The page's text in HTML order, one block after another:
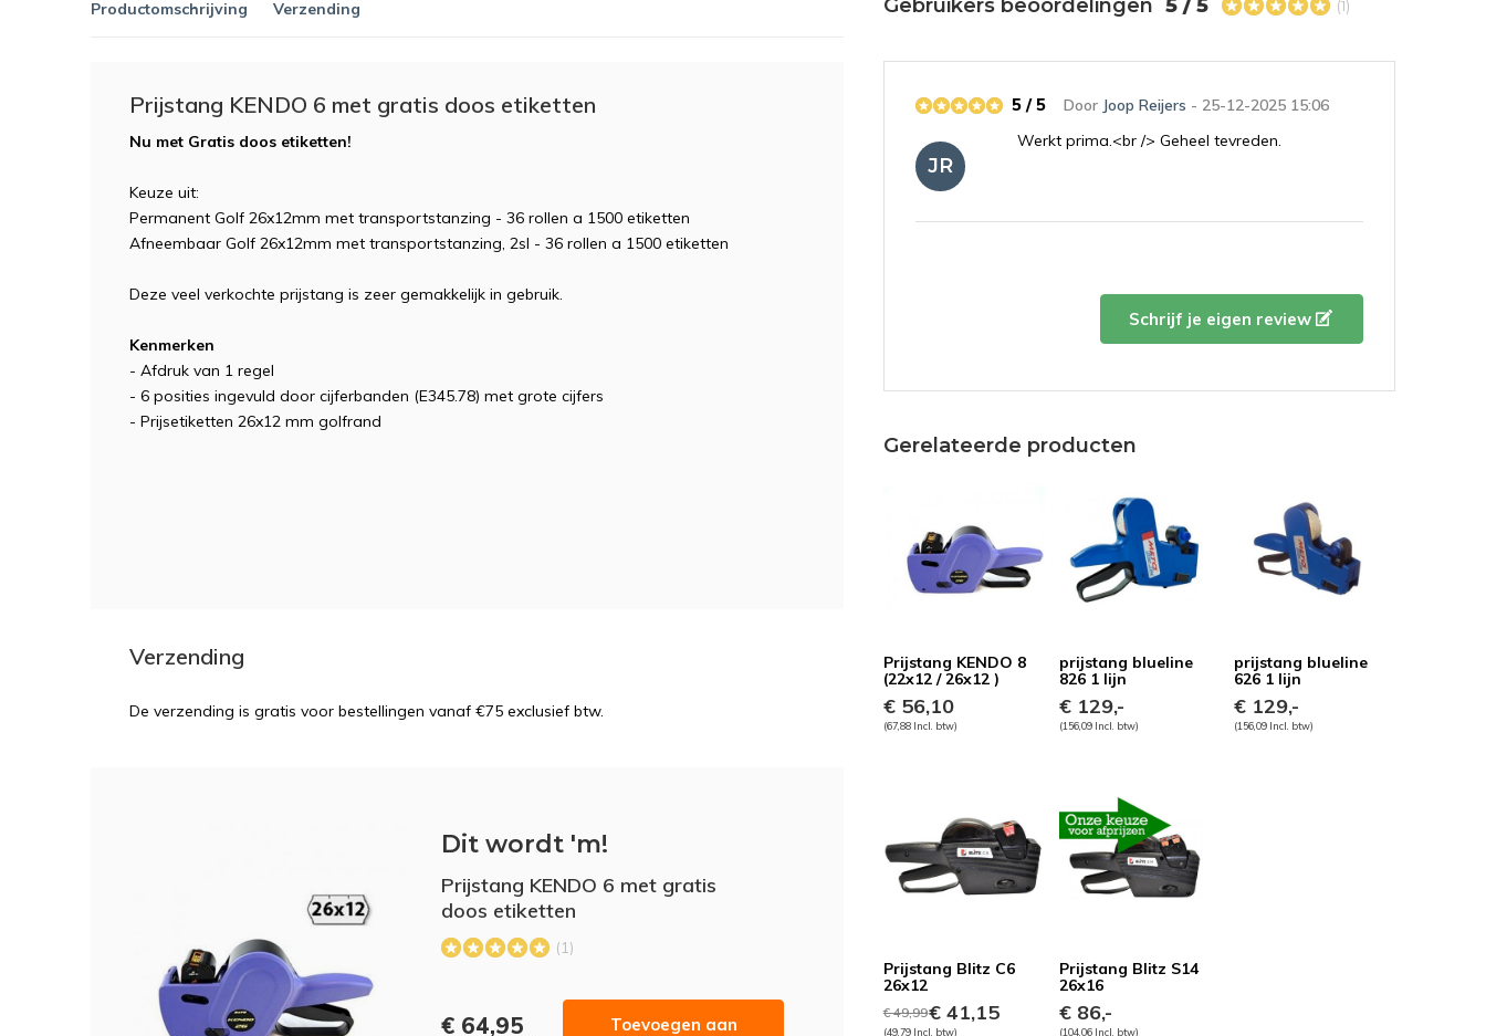
Productomschrijving Verzending
Prijstang KENDO 6 met gratis doos etiketten
Nu met Gratis doos etiketten!
Keuze uit:
Permanent Golf 26x12mm met transportstanzing - 36 rollen a 1500 etiketten
Afneembaar Golf 26x12mm met transportstanzing, 2sl - 36 rollen a 1500 etiketten
Deze veel verkochte prijstang is zeer gemakkelijk in gebruik.
Kenmerken
- Afdruk van 1 regel
- 6 posities ingevuld door cijferbanden (E345.78) met grote cijfers
- Prijsetiketten 26x12 mm golfrand
Verzending
De verzending is gratis voor bestellingen vanaf €75 exclusief btw.
Dit wordt 'm!
Prijstang KENDO 6 met gratis
doos etiketten
(1)
€ 64,95
Toevoegen aan
Gebruikers beoordelingen 5 / 5 (1)
JR
Door Joop Reijers - 25-12-2025 15:06
5 / 5
Werkt prima.<br /> Geheel tevreden.
Schrijf je eigen review
Gerelateerde producten
Prijstang KENDO 8
(22x12 / 26x12 )
€ 56,10
(67,88 Incl. btw)
prijstang blueline
826 1 lijn
€ 129,-
(156,09 Incl. btw)
prijstang blueline
626 1 lijn
€ 129,-
(156,09 Incl. btw)
Prijstang Blitz C6
26x12
€ 49,99€ 41,15
(49,79 Incl. btw)
Prijstang Blitz S14
26x16
€ 86,-
(104,06 Incl. btw)